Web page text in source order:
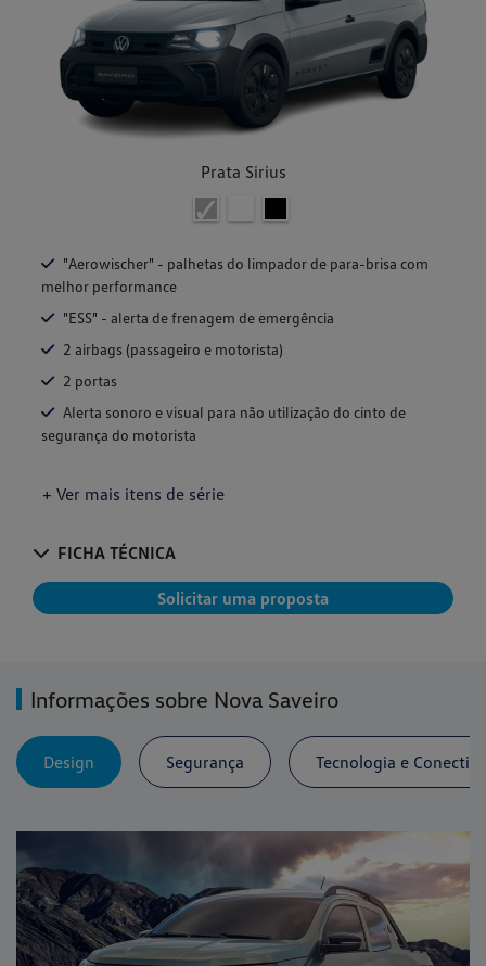
Prata Sirius
"Aerowischer" - palhetas do limpador de para-brisa com
melhor performance
"ESS" - alerta de frenagem de emergência
2 airbags (passageiro e motorista)
2 portas
Alerta sonoro e visual para não utilização do cinto de
segurança do motorista
+ Ver mais itens de série
FICHA TÉCNICA
Solicitar uma proposta
Informações sobre Nova Saveiro
Design Segurança Tecnologia e